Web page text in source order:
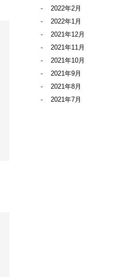
2022年2月
2022年1月
2021年12月
2021年11月
2021年10月
2021年9月
2021年8月
2021年7月